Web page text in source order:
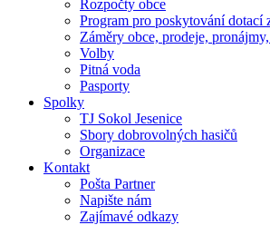
Rozpočty obce
Program pro poskytování dotací
Záměry obce, prodeje,
Volby
Pitná voda
Pasporty
Spolky
TJ Sokol Jesenice
Sbory dobrovolných hasičů
Organizace
Kontakt
Pošta Partner
Napište nám
Zajímavé odkazy